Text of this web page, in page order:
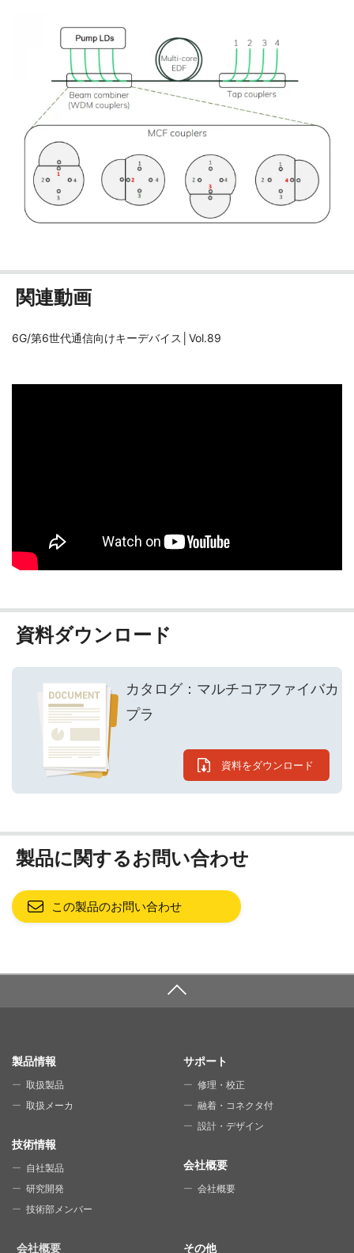
関連動画
6G/第6世代通信向けキーデバイス│Vol.89
資料ダウンロード
カタログ：マルチコアファイバカ
プラ
資料をダウンロード
製品に関するお問い合わせ
この製品のお問い合わせ
SITE MAP
製品情報
取扱製品
取扱メーカ
技術情報
自社製品
研究開発
技術部メンバー
サポート
修理・校正
融着・コネクタ付
設計・デザイン
会社概要
会社概要
会社概要 その他